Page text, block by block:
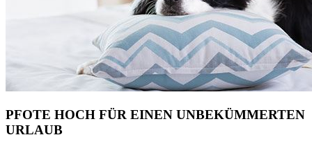
PFOTE HOCH FÜR EINEN UNBEKÜMMERTEN
URLAUB